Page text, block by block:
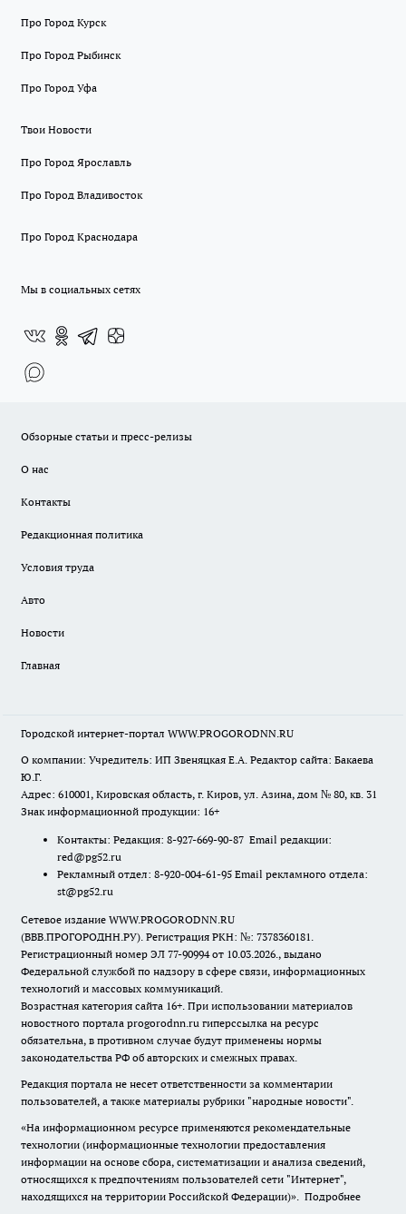
Про Город Курск
Про Город Рыбинск
Про Город Уфа
Твои Новости
Про Город Ярославль
Про Город Владивосток
Про Город Краснодара
Мы в социальных сетях
Обзорные статьи и пресс-релизы
О нас
Контакты
Редакционная политика
Условия труда
Авто
Новости
Главная
Городской интернет-портал WWW.PROGORODNN.RU
О компании: Учредитель: ИП Звеняцкая Е.А. Редактор сайта: Бакаева
Ю.Г.
Адрес: 610001, Кировская область, г. Киров, ул. Азина, дом № 80, кв. 31
Знак информационной продукции: 16+
Контакты: Редакция: 8-927-669-90-87 Email редакции:
red@pg52.ru
Рекламный отдел: 8-920-004-61-95 Email рекламного отдела:
st@pg52.ru
Сетевое издание WWW.PROGORODNN.RU
(ВВВ.ПРОГОРОДНН.РУ). Регистрация РКН: №: 7378360181.
Регистрационный номер ЭЛ 77-90994 от 10.03.2026., выдано
Федеральной службой по надзору в сфере связи, информационных
технологий и массовых коммуникаций.
Возрастная категория сайта 16+. При использовании материалов
новостного портала progorodnn.ru гиперссылка на ресурс
обязательна, в противном случае будут применены нормы
законодательства РФ об авторских и смежных правах.
Редакция портала не несет ответственности за комментарии
пользователей, а также материалы рубрики "народные новости".
«На информационном ресурсе применяются рекомендательные
технологии (информационные технологии предоставления
информации на основе сбора, систематизации и анализа сведений,
относящихся к предпочтениям пользователей сети "Интернет",
находящихся на территории Российской Федерации)». Подробнее